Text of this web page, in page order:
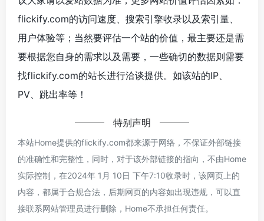
flickify.com的访问速度、搜索引擎收录以及索引量、
用户体验等；当然要评估一个站的价值，最主要还是需
要根据您自身的需求以及需要，一些确切的数据则需要
找flickify.com的站长进行洽谈提供。如该站的IP、
PV、跳出率等！
特别声明
本站Home提供的flickify.com都来源于网络，不保证外部链接
的准确性和完整性，同时，对于该外部链接的指向，不由Home
实际控制，在2024年 1月 10日 下午7:10收录时，该网页上的
内容，都属于合规合法，后期网页的内容如出现违规，可以直
接联系网站管理员进行删除，Home不承担任何责任。